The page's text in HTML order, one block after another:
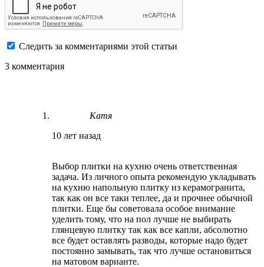
Следить за комментариями этой статьи
3 комментария
Катя
10 лет назад
Выбор плитки на кухню очень ответственная
задача. Из личного опыта рекомендую укладывать
на кухню напольную плитку из керамогранита,
так как он все таки теплее, да и прочнее обычной
плитки. Еще бы советовала особое внимание
уделить тому, что на пол лучше не выбирать
глянцевую плитку так как все капли, абсолютно
все будет оставлять разводы, которые надо будет
постоянно замывать, так что лучше остановиться
на матовом варианте.